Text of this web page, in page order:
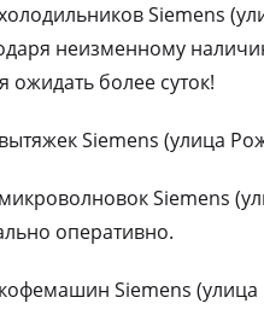
Siemens
неизменному
ожидать более суток!
Siemens (улица
Siemens
оперативно.
Siemens